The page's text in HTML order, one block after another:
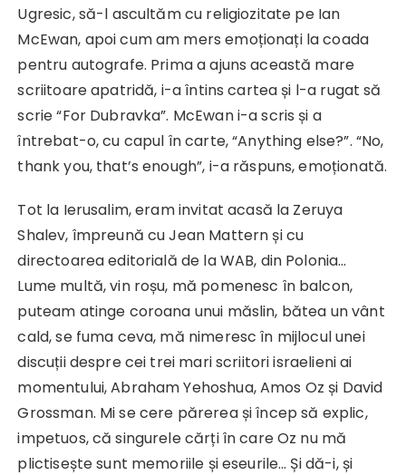
Ugresic, să-l ascultăm cu religiozitate pe Ian
McEwan, apoi cum am mers emoționați la coada
pentru autografe. Prima a ajuns această mare
scriitoare apatridă, i-a întins cartea și l-a rugat să
scrie “For Dubravka”. McEwan i-a scris și a
întrebat-o, cu capul în carte, “Anything else?”. “No,
thank you, that’s enough”, i-a răspuns, emoționată.
Tot la Ierusalim, eram invitat acasă la Zeruya
Shalev, împreună cu Jean Mattern și cu
directoarea editorială de la WAB, din Polonia…
Lume multă, vin roșu, mă pomenesc în balcon,
puteam atinge coroana unui măslin, bătea un vânt
cald, se fuma ceva, mă nimeresc în mijlocul unei
discuții despre cei trei mari scriitori israelieni ai
momentului, Abraham Yehoshua, Amos Oz și David
Grossman. Mi se cere părerea și încep să explic,
impetuos, că singurele cărți în care Oz nu mă
plictisește sunt memoriile și eseurile… Și dă-i, și